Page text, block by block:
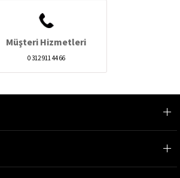
Müşteri Hizmetleri
0 312 911 44 66